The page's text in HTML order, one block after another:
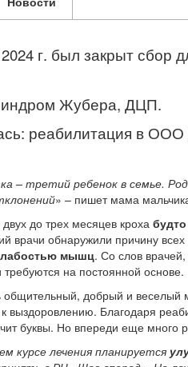
г. был закрыт сбор
Жубера, ДЦП.
реабилитация в
– третий ребенок в семье.
» – пишет мама
до трех месяцев кроха будто
врачи обнаружили причину
мышц. Со слов
на постоянной основе.
добрый и веселый
выздоровлению. Благодаря
буквы. Но впереди еще много
курсе лечения планируется